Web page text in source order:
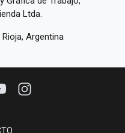
Ltda.
Argentina